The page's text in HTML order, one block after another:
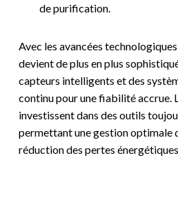
de purification.
Avec les avancées
devient de plus en plus
capteurs intelligents et des
continu pour une fiabilité accrue.
investissent dans des outils
permettant une gestion optimale
réduction des pertes